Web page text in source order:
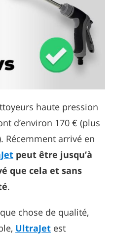
haute pression
d’environ 170 € (plus
Récemment arrivé en
peut être jusqu’à
que cela et sans
.
chose de qualité,
UltraJet est